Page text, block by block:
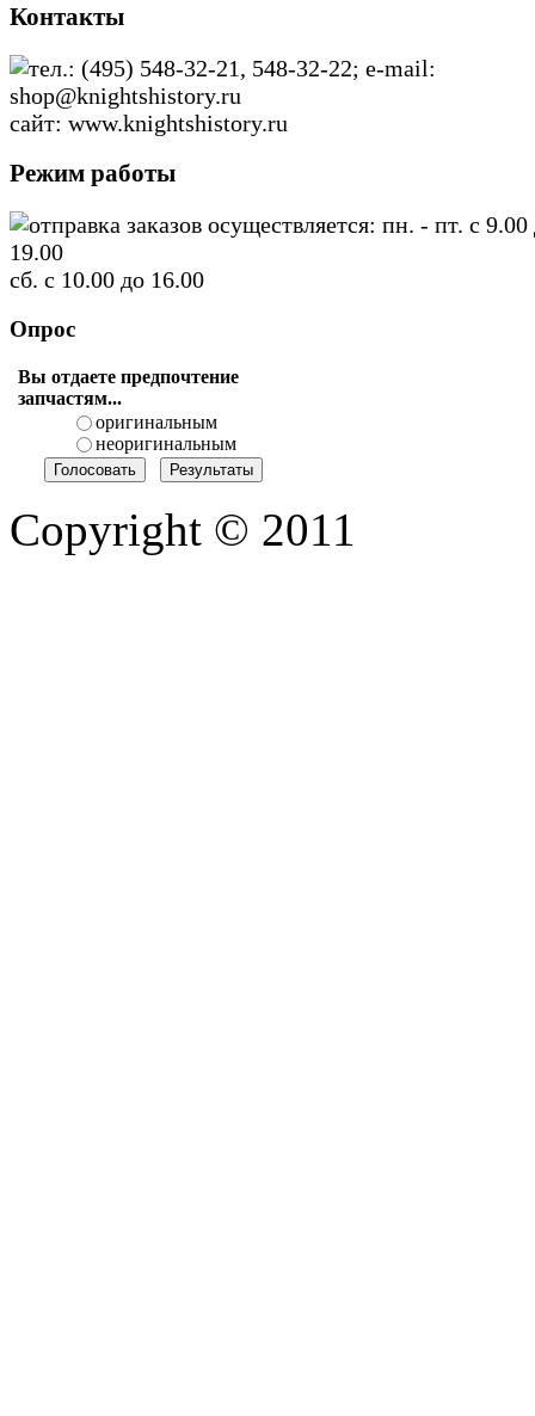
Контакты
тел.: (495) 548-32-21, 548-32-22; e-mail:
shop@knightshistory.ru
сайт: www.knightshistory.ru
Режим работы
отправка заказов осуществляется: пн. - пт. с 9.00
19.00
сб. с 10.00 до 16.00
Опрос
Вы отдаете предпочтение
запчастям...
оригинальным
неоригинальным
Copyright © 2011